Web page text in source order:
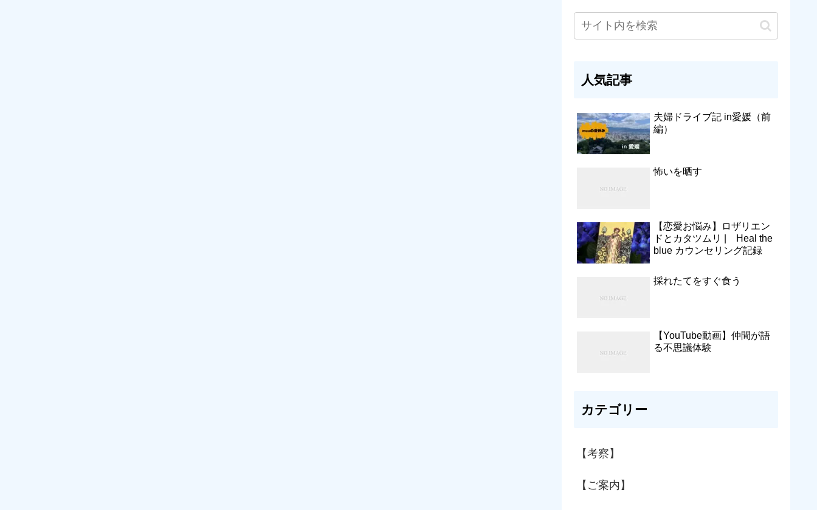
人気記事
夫婦ドライブ記 in愛媛（前
編）
怖いを晒す
【恋愛お悩み】ロザリエン
ドとカタツムリ | Heal the
blue カウンセリング記録
採れたてをすぐ食う
【YouTube動画】仲間が語
る不思議体験
カテゴリー
【考察】
【ご案内】